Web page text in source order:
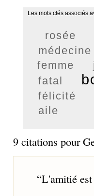
Les mots clés associés
rosée
médecine
femme
fatal
félicité
aile
9 citations pour
“L'amitié